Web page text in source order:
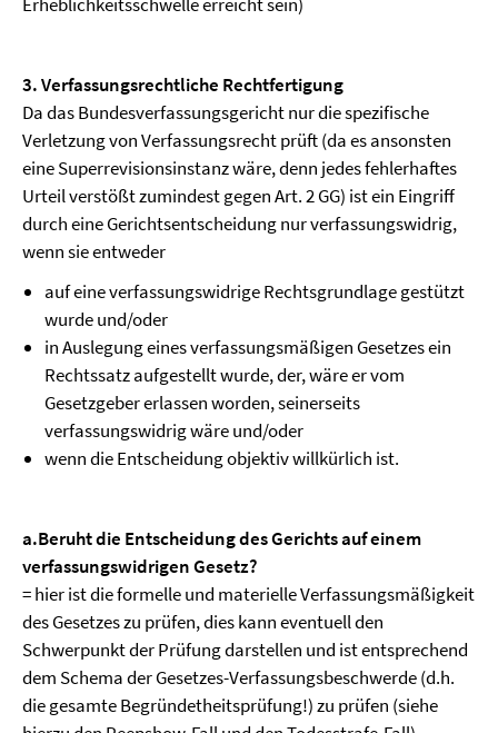
3. Verfassungsrechtliche Rechtfertigung
Da das Bundesverfassungsgericht nur die spezifische
Verletzung von Verfassungsrecht prüft (da es ansonsten
eine Superrevisionsinstanz wäre, denn jedes fehlerhaftes
Urteil verstößt zumindest gegen Art. 2 GG) ist ein Eingriff
durch eine Gerichtsentscheidung nur verfassungswidrig,
wenn sie entweder
auf eine verfassungswidrige Rechtsgrundlage gestützt
wurde und/oder
in Auslegung eines verfassungsmäßigen Gesetzes ein
Rechtssatz aufgestellt wurde, der, wäre er vom
Gesetzgeber erlassen worden, seinerseits
verfassungswidrig wäre und/oder
wenn die Entscheidung objektiv willkürlich ist.
a.Beruht die Entscheidung des Gerichts auf einem
verfassungswidrigen Gesetz?
= hier ist die formelle und materielle Verfassungsmäßigkeit
des Gesetzes zu prüfen, dies kann eventuell den
Schwerpunkt der Prüfung darstellen und ist entsprechend
dem Schema der Gesetzes-Verfassungsbeschwerde (d.h.
die gesamte Begründetheitsprüfung!) zu prüfen (siehe